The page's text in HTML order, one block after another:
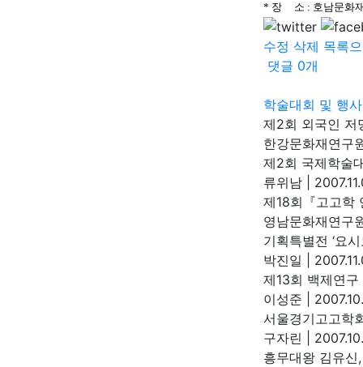
* 장 소 : 호남문화재
수정 삭제 목록
댓글 0개
학술대회 및 행사
제2회 외국인 저
한강문화재연구
제2회 국제학술
류위남
제18회『고고학
영남문화재연구
기획특별전 ‘요
박진일
제13회 백제연
이성준
서울경기고고학
구자린
흥무대왕 김유